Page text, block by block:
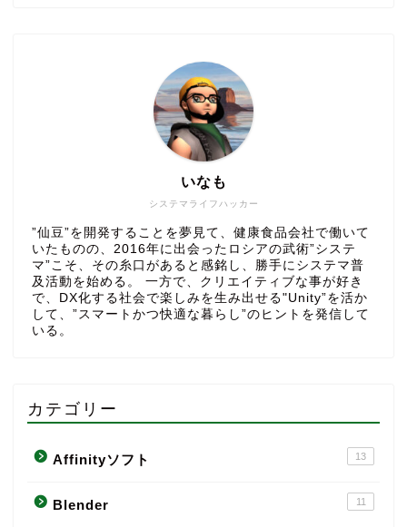
システマライフハッカー
いなも
”仙豆”を開発することを夢見て、健康食品会社で働いて
いたものの、2016年に出会ったロシアの武術”システ
マ”こそ、その糸口があると感銘し、勝手にシステマ普
及活動を始める。 一方で、クリエイティブな事が好き
で、DX化する社会で楽しみを生み出せる"Unity”を活か
して、”スマートかつ快適な暮らし”のヒントを発信して
いる。
カテゴリー
Affinityソフト 13
Blender 11